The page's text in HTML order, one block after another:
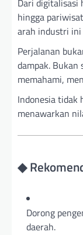
Dari digitalisasi
hingga
arah industri ini
Perjalanan
dampak.
memahami,
Indonesia
menawarkan
◆
Dorong
daerah.